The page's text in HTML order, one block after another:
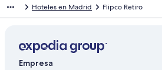
Hoteles en Madrid Flipco Retiro
Empresa